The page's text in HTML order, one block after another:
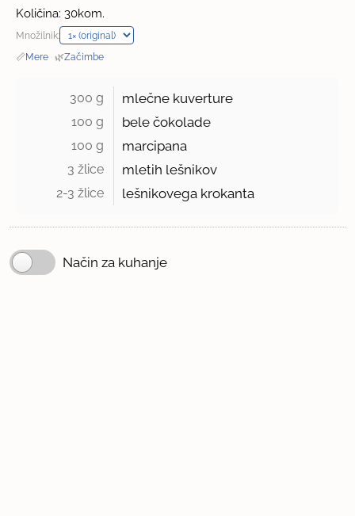
Količina: 30kom.
Množilnik:
📏Mere · 🌿Začimbe
300 g mlečne kuverture
100 g bele čokolade
100 g marcipana
3 žlice mletih lešnikov
2-3 žlice lešnikovega krokanta
Način za kuhanje